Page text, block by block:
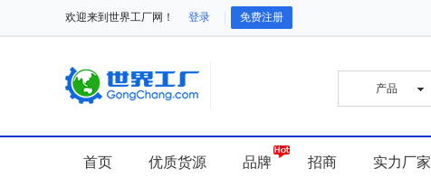
欢迎来到世界工厂网！ 登录 免费注册
首页 优质货源 品牌 招商 实力厂家